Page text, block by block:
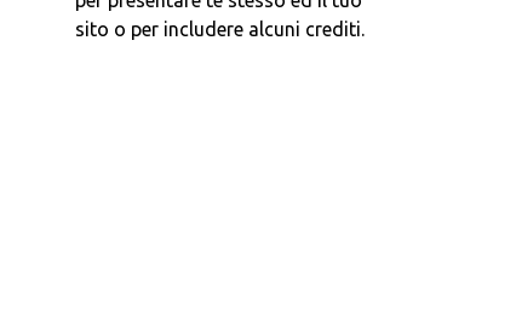
sito o per includere alcuni crediti.